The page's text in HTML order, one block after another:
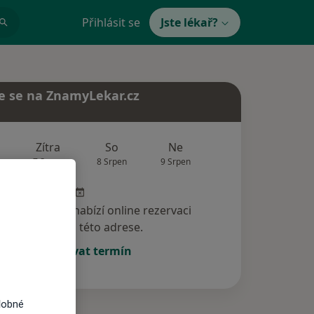
Přihlásit se Jste lékař?
se na ZnamyLekar.cz
Zítra
7 Srpen
So
8 Srpen
Ne
9 Srpen
specialista nenabízí online rezervaci
termínu na této adrese.
Rezervovat termín